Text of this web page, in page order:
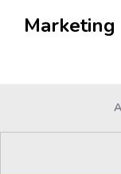
lange nicht
Marketing